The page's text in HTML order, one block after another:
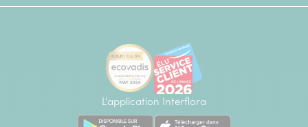
L'application Interflora